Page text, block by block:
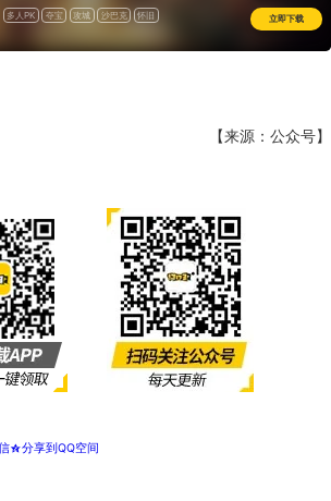
多人PK 夺宝 攻城 沙巴克 怀旧 立即下载
【来源：公众号】
z分享到QQ空间